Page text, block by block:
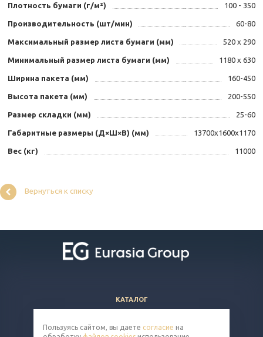
Плотность бумаги (г/м²) 100 - 350
Производительность (шт/мин) 60-80
Максимальный размер листа бумаги (мм) 520 x 290
Минимальный размер листа бумаги (мм) 1180 x 630
Ширина пакета (мм) 160-450
Высота пакета (мм) 200-550
Размер складки (мм) 25-60
Габаритные размеры (Д×Ш×В) (мм) 13700x1600х1170
Вес (кг) 11000
Вернуться к списку
КАТАЛОГ
КОМПАНИЯ
Пользуясь сайтом, вы даете согласие на